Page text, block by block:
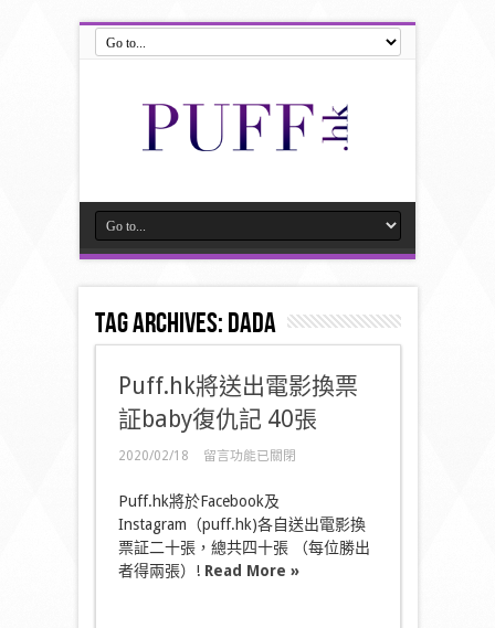
Tag Archives:DADA
Puff.hk將送出電影換票
証baby復仇記 40張
2020/02/18
在
將
送
出
電
影
留言功能已關閉
Puff.hk將於Facebook及
Instagram（puff.hk)各自送出電影換
票証二十張，總共四十張 （每位勝出
者得兩張）! Read More »